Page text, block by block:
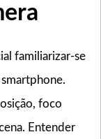
familiarizar-se
foco
Entender